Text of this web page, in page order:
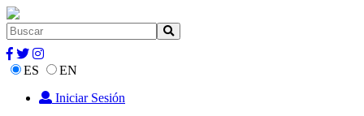
ES
EN
Iniciar Sesión